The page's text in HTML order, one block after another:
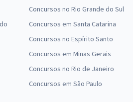
Concursos no Rio Grande do Sul
Concursos em Santa Catarina
Concursos no Espírito Santo
Concursos em Minas Gerais
Concursos no Rio de Janeiro
Concursos em São Paulo